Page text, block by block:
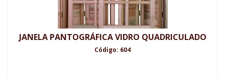
JANELA PANTOGRÁFICA VIDRO QUADRICULADO
Código: 604